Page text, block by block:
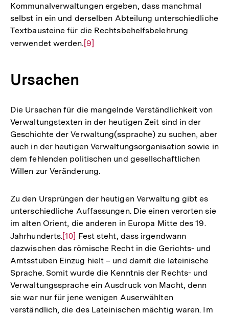
Kommunalverwaltungen ergeben, dass manchmal
selbst in ein und derselben Abteilung unterschiedliche
Textbausteine für die Rechtsbehelfsbelehrung
verwendet werden. Zur
[9]
Ursachen
Die Ursachen für die mangelnde Verständlichkeit von
Verwaltungstexten in der heutigen Zeit sind in der
Geschichte der Verwaltung(ssprache) zu suchen, aber
auch in der heutigen Verwaltungsorganisation sowie in
dem fehlenden politischen und gesellschaftlichen
Willen zur Veränderung.
Zu den Ursprüngen der heutigen Verwaltung gibt es
unterschiedliche Auffassungen. Die einen verorten sie
im alten Orient, die anderen in Europa Mitte des 19.
Jahrhunderts.Zur
Auflösung
der
Fußnote
[10] Fest steht, dass irgendwann
dazwischen das römische Recht in die Gerichts- und
Amtsstuben Einzug hielt – und damit die lateinische
Sprache. Somit wurde die Kenntnis der Rechts- und
Verwaltungssprache ein Ausdruck von Macht, denn
sie war nur für jene wenigen Auserwählten
verständlich, die des Lateinischen mächtig waren. Im